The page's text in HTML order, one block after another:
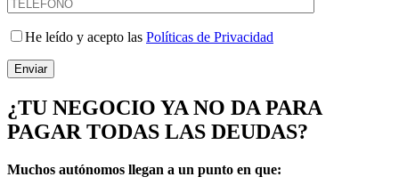
He leído y acepto las Políticas de Privacidad
Enviar
¿TU NEGOCIO YA NO DA PARA
PAGAR TODAS LAS DEUDAS?
Muchos autónomos llegan a un punto en que: